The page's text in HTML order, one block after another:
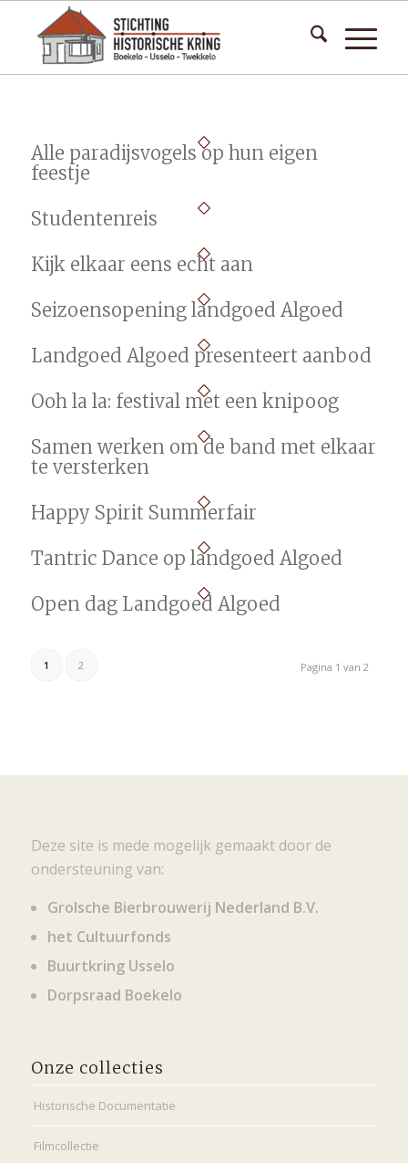
Alle paradijsvogels op hun eigen
feestje
Studentenreis
Kijk elkaar eens echt aan
Seizoensopening landgoed Algoed
Landgoed Algoed presenteert aanbod
Ooh la la: festival met een knipoog
Samen werken om de band met elkaar
te versterken
Happy Spirit Summerfair
Tantric Dance op landgoed Algoed
Open dag Landgoed Algoed
Pagina 1 van 2
1 2
Deze site is mede mogelijk gemaakt door de
ondersteuning van:
Grolsche Bierbrouwerij Nederland B.V.
het Cultuurfonds
Buurtkring Usselo
Dorpsraad Boekelo
Onze collecties
Historische Documentatie
Filmcollectie